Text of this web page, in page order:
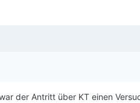
der Antritt über KT einen